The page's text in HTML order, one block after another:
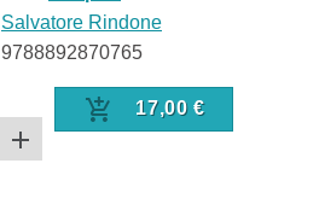
Salvatore Rindone
9788892870765
17,00 €